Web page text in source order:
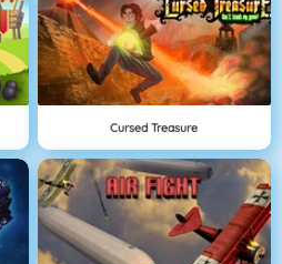
Cursed Treasure